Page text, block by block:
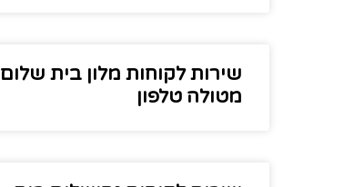
שירות לקוחות מלון בית שלום
מטולה טלפון